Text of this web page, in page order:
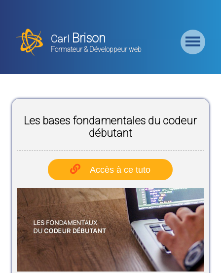
Carl Brison
Formateur & Développeur web
Formation
Backend
Formation
Frontend
Formation
Logiciel
Liste des
Bundles
Les bases fondamentales du codeur
débutant
Accès à ce tuto